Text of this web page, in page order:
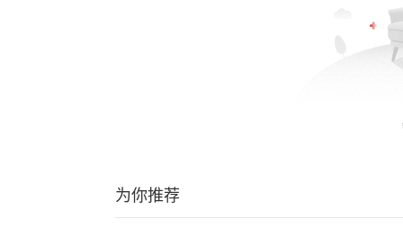
为你推荐